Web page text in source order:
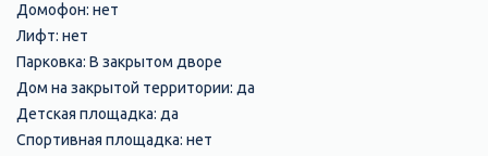
Домофон: нет
Лифт: нет
Парковка: В закрытом дворе
Дом на закрытой территории: да
Детская площадка: да
Спортивная площадка: нет